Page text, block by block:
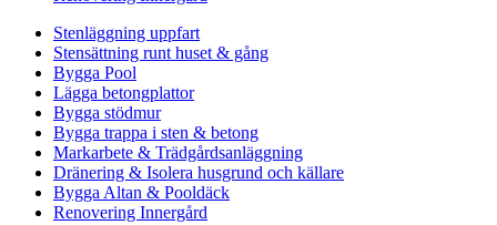
Stenläggning uppfart
Stensättning runt huset & gång
Bygga Pool
Lägga betongplattor
Bygga stödmur
Bygga trappa i sten & betong
Markarbete & Trädgårdsanläggning
Dränering & Isolera husgrund och källare
Bygga Altan & Pooldäck
Renovering Innergård